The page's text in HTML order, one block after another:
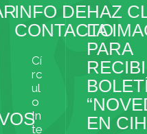
INFO DE
CONTACTO
Cí
rc
ul
o
In
te
HAZ
LA
PARA
EN